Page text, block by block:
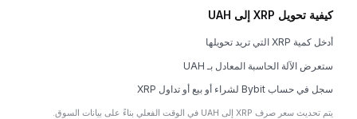
كيفية تحويل XRP إلى UAH
أدخل كمية XRP التي تريد تحويلها
ستعرض الآلة الحاسبة المعادل بـ UAH
سجل في حساب Bybit لشراء أو بيع أو تداول XRP
يتم تحديث سعر صرف XRP إلى UAH في الوقت الفعلي بناءً على بيانات السوق.